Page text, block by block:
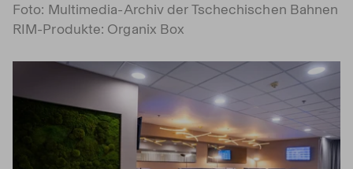
Foto: Multimedia-Archiv der Tschechischen Bahnen
RIM-Produkte: Organix Box